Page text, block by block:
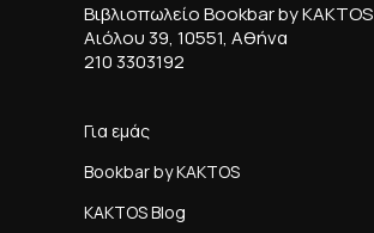
Βιβλιοπωλείο Bookbar by KAKTOS
Αιόλου 39, 10551, Αθήνα
210 3303192
Για εμάς
Bookbar by KAKTOS
KAKTOS Blog